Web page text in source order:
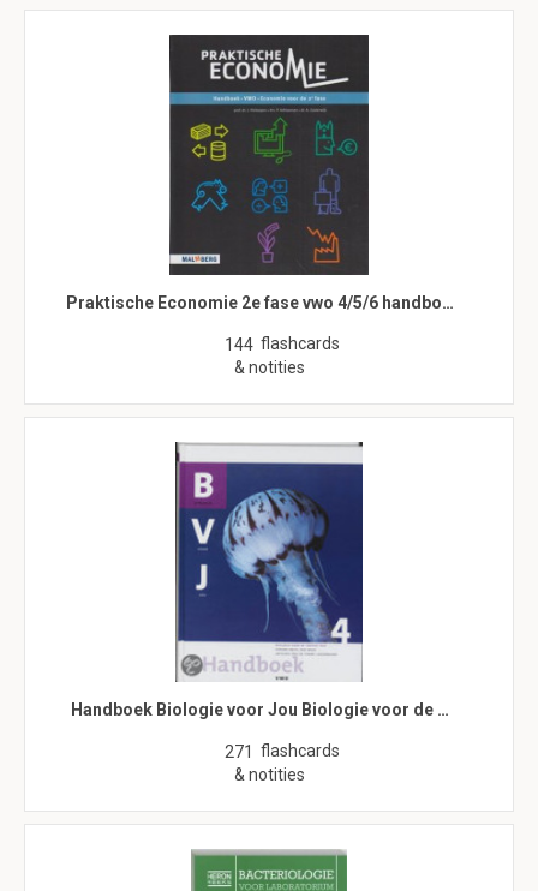
Praktische Economie 2e fase vwo 4/5/6 handbo…
144 flashcards
& notities
Handboek Biologie voor Jou Biologie voor de …
271 flashcards
& notities